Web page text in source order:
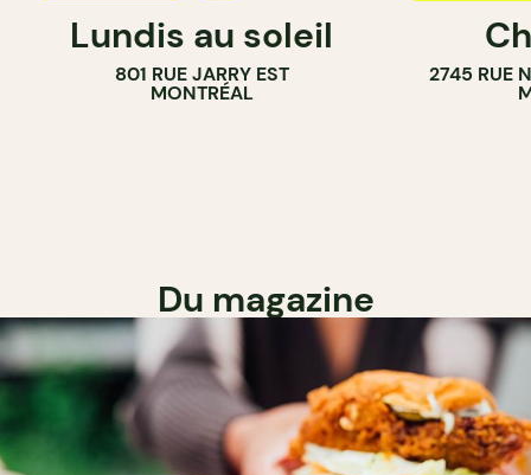
BAR À VIN
Lundis au soleil
801 RUE JARRY EST
MONTRÉAL
2745 RUE
Du magazine